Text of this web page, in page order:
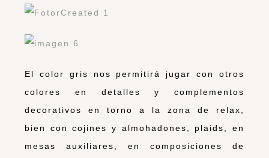
El color gris nos permitirá jugar con otros
colores en detalles y complementos
decorativos en torno a la zona de relax,
bien con cojines y almohadones, plaids, en
mesas auxiliares, en composiciones de